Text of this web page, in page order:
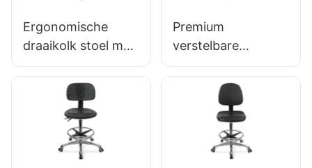
Ergonomische
draaikolk stoel met
rugleuning
intergale
schuimstoel & ESD
Science Lab-kruk
met hoogte-
verstelbare
Premium
verstelbare
zwenkstoel met
handgreep,
intergale
schuimstoel & PU
Lab Lab-ontlasting
Hoogte-verstelbare